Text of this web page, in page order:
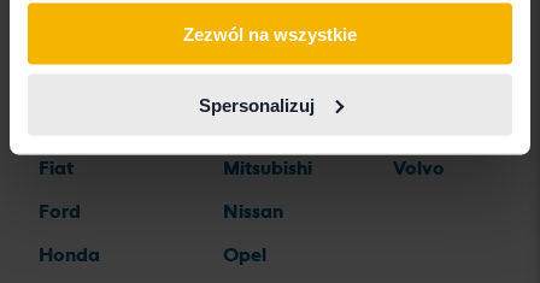
Zezwól na wszystkie
Spersonalizuj
Fiat
Ford
Honda
Mercedes
Mitsubishi
Nissan
Opel
Volvo